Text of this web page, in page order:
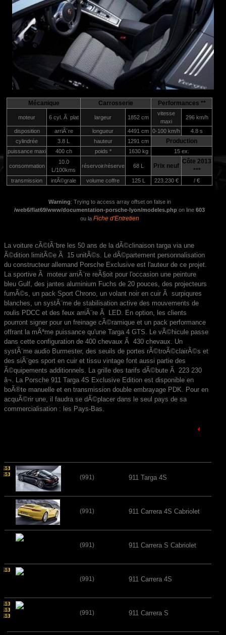
Mécanique Carrosserie Performances **
moteur 6 cyl. Ã plat largeur 1852 cm
vitesse
maxi
296 km/h
disposition arriÃ¨re longueur 4491 cm 0-100 km/h
4.8 s
cylindrée
3.8 L hauteur 1291 cm Production
puissance maxi 400 ch poids * 1630 kg 15 ex.
consommation
10.0
L/100kms
réservoir/réserve 68 L Prix neuf
Côte 2013
***
transmission intÃ©grale volume coffre 125 L 223.230 € / €
Warning: Trying to access array offset on false in
/web6/flat69/www/documentation-porsche-lyon/modeles.php on line603
ou la Fiche d'Entretien
La voiture cÃ©lÃ¨bre les 50 ans de la dÃ©clinaison targa via une
Ã©dition limitÃ©e Ã 15 unitÃ©s. Le dÃ©partement personnalisation
du constructeur allemand Porsche Exclusive est l'auteur de ce projet.
La sportive Ã moteur arriÃ¨re reÃ§oit pour l'occasion une peinture
bleu Gulf, des jantes aluminium Fuchs de 20 pouces, des projecteurs
fumÃ©s, un pack Sport Chrono, un volant noir en cuir Ã surpiqures
blanches, un systÃ¨me de stabilisation active des mouvements de
roulis PDCC et des feux arriÃ¨re Ã LED. En option, les clients
pourront signer pour un freinage cÃ©ramique et un pack performance
offrant la mÃªme puissance qu'une Targa 4 GTS. Le vÃ©hicule passe
dans cette configuration de 400 chevaux Ã 430 chevaux. Un
systÃ¨me audio Burmester, des seuils de portes rÃ©troÃ©clairÃ©s et
des siÃ¨ges sport en cuir et tissu vintage font aussi partie des
Ã©quipements additionnels. La grille des tarifs dÃ©bute Ã 223 230
â¬. La Porsche 911 Targa 4S Exclusive Edition est disponible en
boÃ®te manuelle et en transmission double embrayage PDK. Pour en
acquÃ©rir une, il faudra se dÃ©placer dans le seul pays de sa
commercialisation : les Pays-Bas.
(991) 911 Targa 4S
(991) 911 Carrera 4S Cabriolet
(991) 911 Carrera S Cabriolet
(991) 911 Carrera 4S
(991) 911 Carrera S